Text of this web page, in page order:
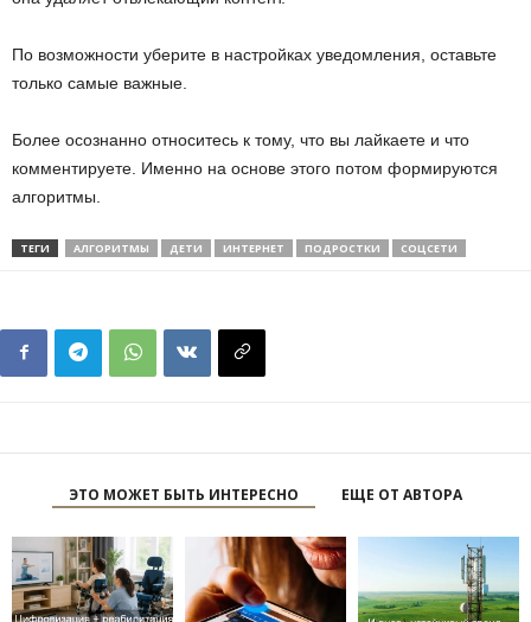
По возможности уберите в настройках уведомления, оставьте
только самые важные.
Более осознанно относитесь к тому, что вы лайкаете и что
комментируете. Именно на основе этого потом формируются
алгоритмы.
ТЕГИ АЛГОРИТМЫ ДЕТИ ИНТЕРНЕТ ПОДРОСТКИ СОЦСЕТИ
ЭТО МОЖЕТ БЫТЬ ИНТЕРЕСНО ЕЩЕ ОТ АВТОРА